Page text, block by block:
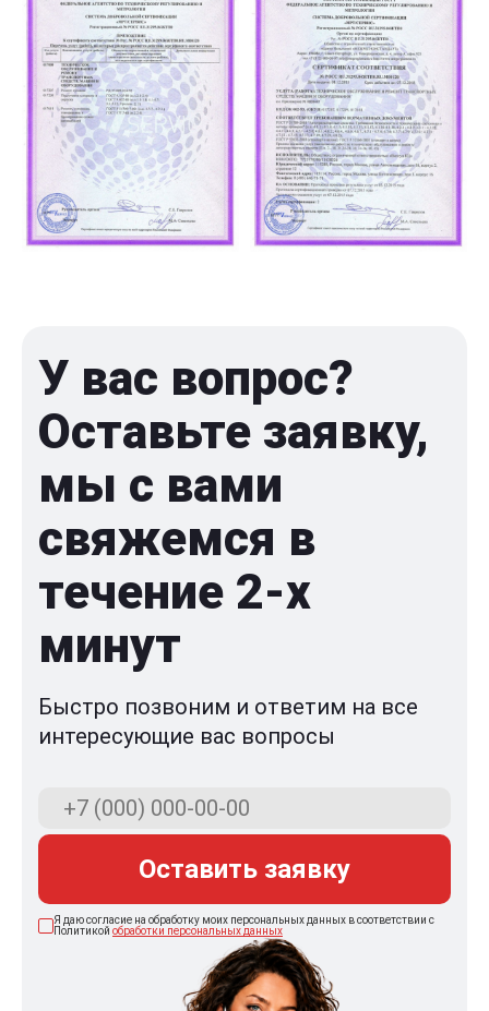
У вас вопрос?
Оставьте заявку,
мы с вами
свяжемся в
течение 2-x
минут
Быстро позвоним и ответим на все
интересующие вас вопросы
Оставить заявку
Я даю согласие на обработку моих персональных данных в соответствии с
Политикой обработки персональных данных